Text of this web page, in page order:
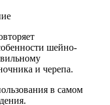
шейно-
и черепа.
в самом